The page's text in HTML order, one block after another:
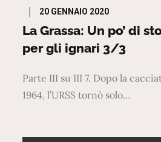
Posted
on
20 GENNAIO 2020
La Grassa: Un po’ di
per gli ignari 3/3
Parte III su III 7. Dopo la
1964, l’URSS tornò solo…